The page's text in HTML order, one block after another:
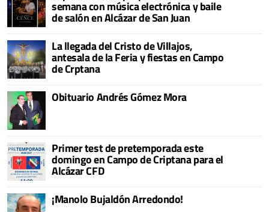
semana con música electrónica y baile
de salón en Alcázar de San Juan
La llegada del Cristo de Villajos,
antesala de la Feria y fiestas en Campo
de Crptana
Obituario Andrés Gómez Mora
Primer test de pretemporada este
domingo en Campo de Criptana para el
Alcázar CFD
¡Manolo Bujaldón Arredondo!